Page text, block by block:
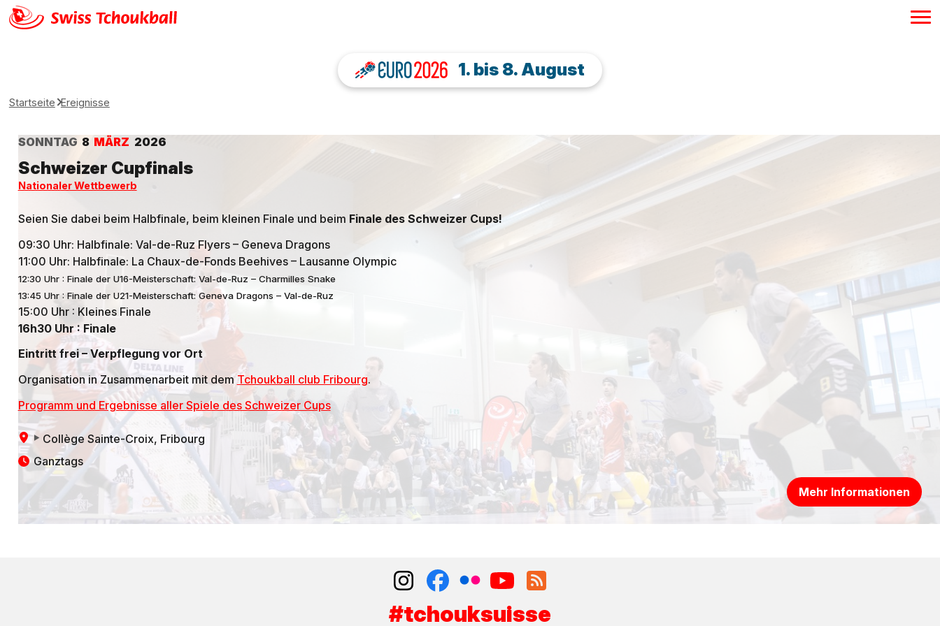
1. bis 8. August
Startseite Ereignisse
SONNTAG 8 MÄRZ 2026
Schweizer Cupfinals
Nationaler Wettbewerb
Seien Sie dabei beim Halbfinale, beim kleinen Finale und beim Finale des Schweizer Cups!
09:30 Uhr: Halbfinale: Val-de-Ruz Flyers – Geneva Dragons
11:00 Uhr: Halbfinale: La Chaux-de-Fonds Beehives – Lausanne Olympic
12:30 Uhr : Finale der U16-Meisterschaft: Val-de-Ruz – Charmilles Snake
13:45 Uhr : Finale der U21-Meisterschaft: Geneva Dragons – Val-de-Ruz
15:00 Uhr : Kleines Finale
16h30 Uhr : Finale
Eintritt frei – Verpflegung vor Ort
Organisation in Zusammenarbeit mit dem Tchoukball club Fribourg.
Programm und Ergebnisse aller Spiele des Schweizer Cups
Collège Sainte-Croix, Fribourg
Ganztags
Mehr Informationen
#tchouksuisse